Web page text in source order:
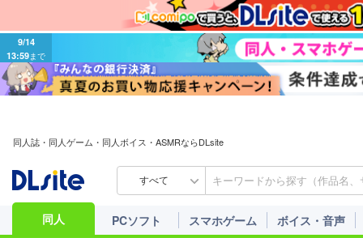
9/14
13:59まで
同人誌・同人ゲーム・同人ボイス・ASMRならDLsite
すべて
同人 PCソフト スマホゲーム ボイス・音声